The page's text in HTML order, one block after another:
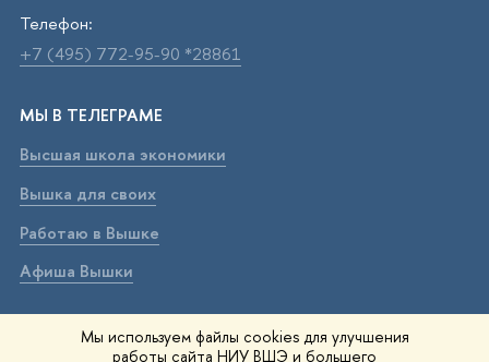
Мы используем файлы cookies для улучшения
работы сайта НИУ ВШЭ и большего
Телефон:
+7 (495) 772-95-90 *28861
МЫ В ТЕЛЕГРАМЕ
Высшая школа экономики
Вышка для своих
Работаю в Вышке
Афиша Вышки
ВЫШКА В МАХ